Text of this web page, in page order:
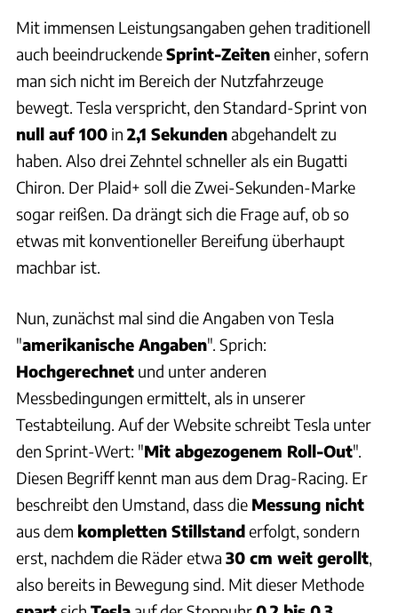
Mit immensen Leistungsangaben gehen traditionell
auch beeindruckendeSprint-Zeiteneinher, sofern
man sich nicht im Bereich der Nutzfahrzeuge
bewegt. Tesla verspricht, den Standard-Sprint von
null auf 100 in 2,1 Sekundenabgehandelt zu
haben. Also drei Zehntel schneller als ein Bugatti
Chiron. Der Plaid+ soll die Zwei-Sekunden-Marke
sogar reißen. Da drängt sich die Frage auf, ob so
etwas mit konventioneller Bereifung überhaupt
machbar ist.
Nun, zunächst mal sind die Angaben von Tesla
"amerikanische Angaben". Sprich:
Hochgerechnet und unter anderen
Messbedingungen ermittelt, als in unserer
Testabteilung. Auf der Website schreibt Tesla unter
den Sprint-Wert: "Mit abgezogenem Roll-Out".
Diesen Begriff kennt man aus dem Drag-Racing. Er
beschreibt den Umstand, dass die Messung nicht
aus dem kompletten Stillstanderfolgt, sondern
erst, nachdem die Räder etwa 30 cm weit gerollt,
also bereits in Bewegung sind. Mit dieser Methode